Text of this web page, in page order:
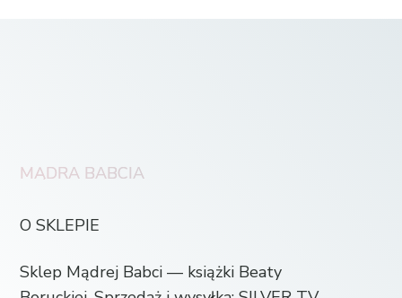
MĄDRA BABCIA
O SKLEPIE
Sklep Mądrej Babci — książki Beaty